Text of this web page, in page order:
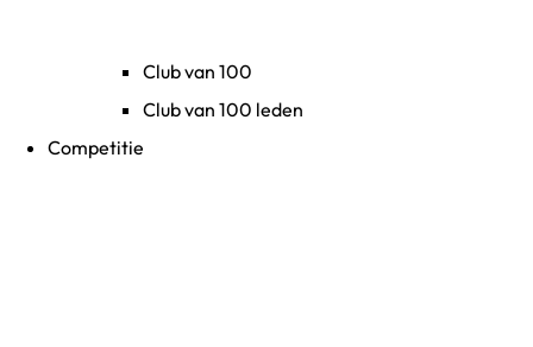
Club van 100
Club van 100 leden
Competitie